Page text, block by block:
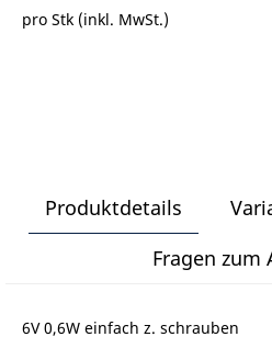
pro Stk (inkl. MwSt.)
Produktdetails
Fragen zum
6V 0,6W einfach z. schrauben